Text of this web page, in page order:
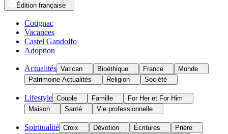
Édition française
Cotignac
Vacances
Castel Gandolfo
Adoption
Actualités Vatican Bioéthique France
Monde
Patrimoine Actualités
Religion Société
Lifestyle Couple Famille
For Her et For Him
Maison
Santé Vie professionnelle
Spiritualité Croix Dévotion Écritures
Prière